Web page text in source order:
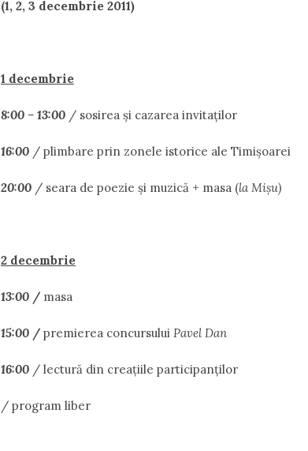
(1, 2, 3 decembrie 2011)
1 decembrie
8:00 – 13:00 / sosirea şi cazarea invitaţilor
16:00 / plimbare prin zonele istorice ale Timişoarei
20:00 / seara de poezie și muzică + masa (la Mișu)
2 decembrie
13:00 / masa
15:00 / premierea concursului Pavel Dan
16:00 / lectură din creaţiile participanţilor
/ program liber